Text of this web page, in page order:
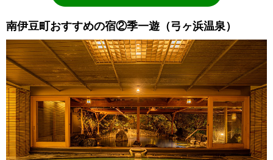
南伊豆町おすすめの宿②季一遊（弓ヶ浜温泉）